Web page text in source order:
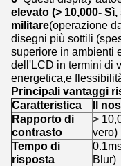
elevato (> 10,000-
militare(operazione
disegni più sottili
superiore in ambienti
dell'LCD in termini di
energetica,e
Principali vantaggi
Caratteristica
Il
Rapporto di
contrasto
>
vero)
Tempo di
risposta
Blur)